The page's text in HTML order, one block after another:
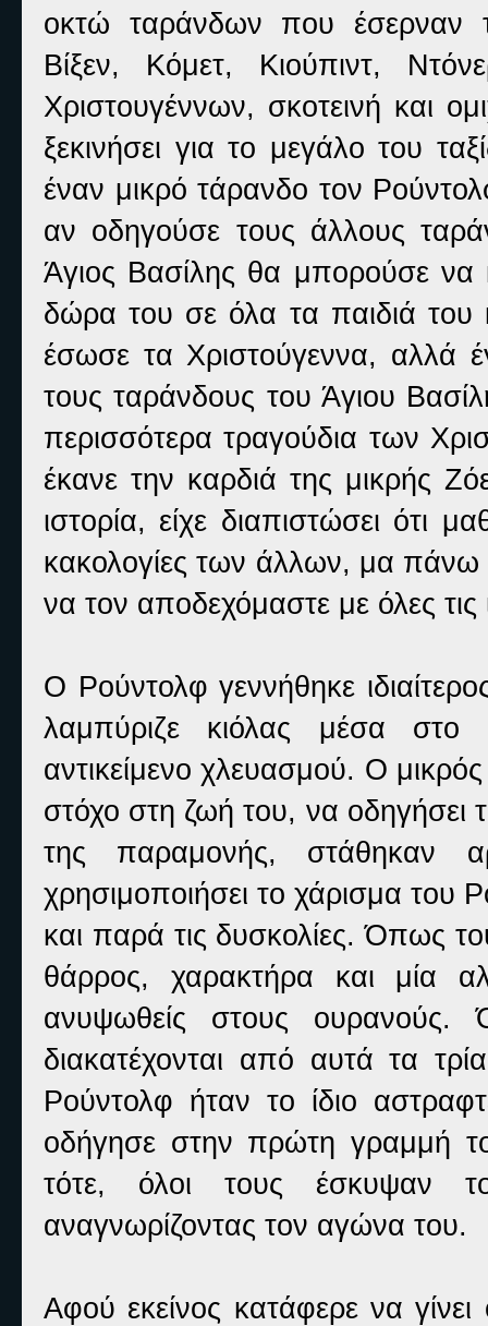
οκτώ ταράνδων που έσερναν
Βίξεν, Κόμετ, Κιούπιντ,
Χριστουγέννων, σκοτεινή και
ξεκινήσει για το μεγάλο του
έναν μικρό τάρανδο τον
αν οδηγούσε τους άλλους
Άγιος Βασίλης θα μπορούσε να
δώρα του σε όλα τα παιδιά
έσωσε τα Χριστούγεννα, αλλά
τους ταράνδους του Άγιου
περισσότερα τραγούδια των
έκανε την καρδιά της μικρής
ιστορία, είχε διαπιστώσει ότι
κακολογίες των άλλων, μα πάνω
να τον αποδεχόμαστε με όλες τις
Ο Ρούντολφ γεννήθηκε
λαμπύριζε κιόλας μέσα στο
αντικείμενο χλευασμού. Ο
στόχο στη ζωή του, να οδηγήσει
της παραμονής, στάθηκαν
χρησιμοποιήσει το χάρισμα
και παρά τις δυσκολίες. Όπως του
θάρρος, χαρακτήρα και μία
ανυψωθείς στους
διακατέχονται από αυτά τα
Ρούντολφ ήταν το ίδιο
οδήγησε στην πρώτη γραμμή
τότε, όλοι τους έσκυψαν
αναγνωρίζοντας τον αγώνα του.
Αφού εκείνος κατάφερε να